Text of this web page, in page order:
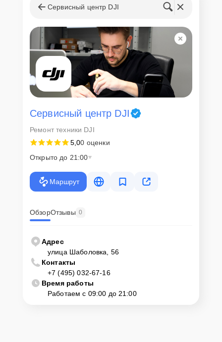
Сервисный центр DJI
Сервисный центр DJI
Ремонт техники DJI
5,00 оценки
Открыто до 21:00
Маршрут
ОбзорОтзывы 0
Адрес
улица Шаболовка, 56
Контакты
+7 (495) 032-67-16
Время работы
Работаем с 09:00 до 21:00